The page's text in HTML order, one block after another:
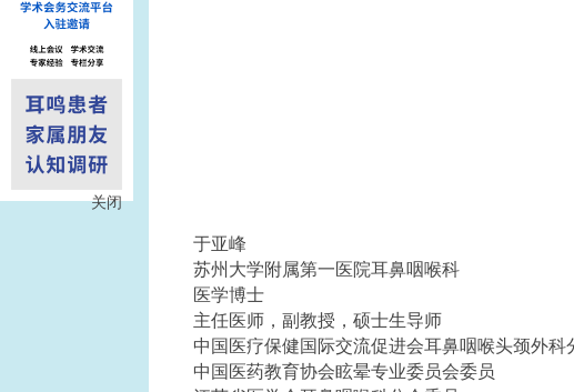
关闭
于亚峰
苏州大学附属第一医院耳鼻咽喉科
医学博士
主任医师，副教授，硕士生导师
中国医疗保健国际交流促进会耳鼻咽喉头颈外科
中国医药教育协会眩晕专业委员会委员